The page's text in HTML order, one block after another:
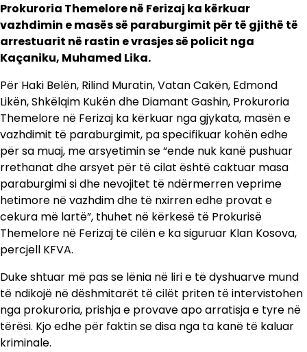
Prokuroria Themelore në Ferizaj ka kërkuar
vazhdimin e masës së paraburgimit për të gjithë të
arrestuarit në rastin e vrasjes së policit nga
Kaçaniku, Muhamed Lika.
Për Haki Belën, Rilind Muratin, Vatan Cakën, Edmond
Likën, Shkëlqim Kukën dhe Diamant Gashin, Prokuroria
Themelore në Ferizaj ka kërkuar nga gjykata, masën e
vazhdimit të paraburgimit, pa specifikuar kohën edhe
për sa muaj, me arsyetimin se “ende nuk kanë pushuar
rrethanat dhe arsyet për të cilat është caktuar masa
paraburgimi si dhe nevojitet të ndërmerren veprime
hetimore në vazhdim dhe të nxirren edhe provat e
cekura më lartë”, thuhet në kërkesë të Prokurisë
Themelore në Ferizaj të cilën e ka siguruar Klan Kosova,
percjell KFVA.
Duke shtuar më pas se lënia në liri e të dyshuarve mund
të ndikojë në dëshmitarët të cilët priten të intervistohen
nga prokuroria, prishja e provave apo arratisja e tyre në
tërësi. Kjo edhe për faktin se disa nga ta kanë të kaluar
kriminale.